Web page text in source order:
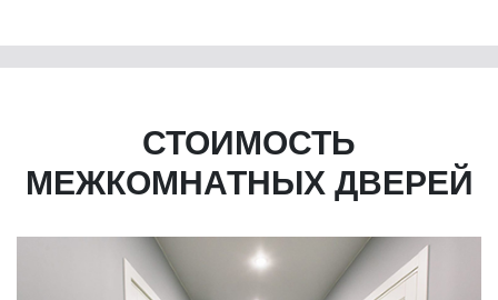
СТОИМОСТЬ
МЕЖКОМНАТНЫХ ДВЕРЕЙ